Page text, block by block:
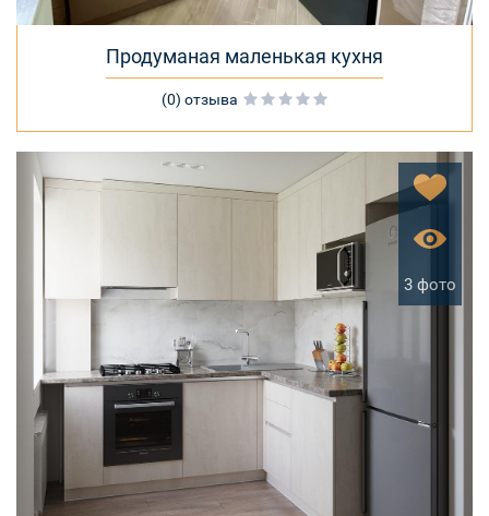
Продуманая маленькая кухня
(0) отзыва
3 фото